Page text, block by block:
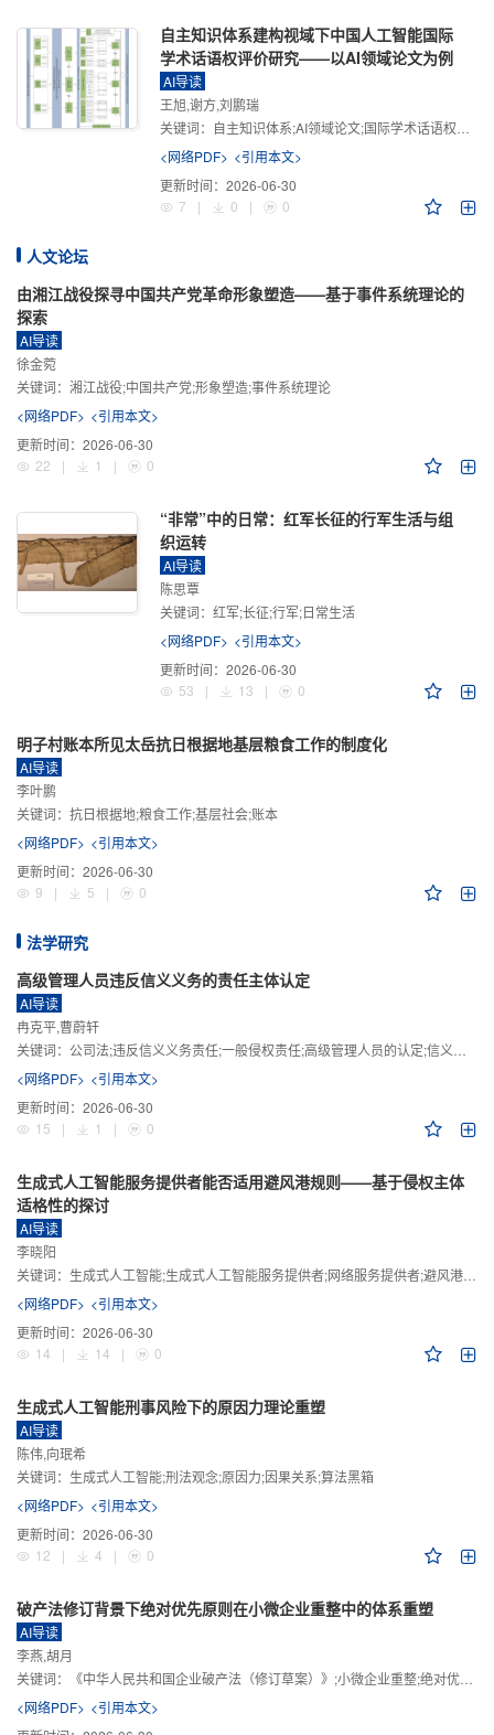
自主知识体系建构视域下中国人工智能国际
学术话语权评价研究——以AI领域论文为例
AI导读
王旭,谢方,刘鹏瑞
关键词： 自主知识体系;AI领域论文;国际学术话语权评价;学术影响力;学术感知力;学术传播力;学术引领力
<网络PDF> <引用本文>
更新时间： 2026-06-30
7
| 0 | 0
人文论坛
由湘江战役探寻中国共产党革命形象塑造——基于事件系统理论的
探索
AI导读
徐金菀
关键词： 湘江战役;中国共产党;形象塑造;事件系统理论
<网络PDF> <引用本文>
更新时间： 2026-06-30
22
| 1 | 0
“非常”中的日常：红军长征的行军生活与组
织运转
AI导读
陈思覃
关键词： 红军;长征;行军;日常生活
<网络PDF> <引用本文>
更新时间： 2026-06-30
53
| 13 | 0
明子村账本所见太岳抗日根据地基层粮食工作的制度化
AI导读
李叶鹏
关键词： 抗日根据地;粮食工作;基层社会;账本
<网络PDF> <引用本文>
更新时间： 2026-06-30
9
| 5 | 0
法学研究
高级管理人员违反信义义务的责任主体认定
AI导读
冉克平,曹蔚轩
关键词： 公司法;违反信义义务责任;一般侵权责任;高级管理人员的认定;信义义务
<网络PDF> <引用本文>
更新时间： 2026-06-30
15
| 1 | 0
生成式人工智能服务提供者能否适用避风港规则——基于侵权主体
适格性的探讨
AI导读
李晓阳
关键词： 生成式人工智能;生成式人工智能服务提供者;网络服务提供者;避风港规则;版权责任
<网络PDF> <引用本文>
更新时间： 2026-06-30
14
| 14 | 0
生成式人工智能刑事风险下的原因力理论重塑
AI导读
陈伟,向珉希
关键词： 生成式人工智能;刑法观念;原因力;因果关系;算法黑箱
<网络PDF> <引用本文>
更新时间： 2026-06-30
12
| 4 | 0
破产法修订背景下绝对优先原则在小微企业重整中的体系重塑
AI导读
李燕,胡月
关键词：
《中华人民共和国企业破产法（修订草案）》;小微企业重整;绝对优先原则;股东权益保留;预期可支配收入标准
<网络PDF> <引用本文>